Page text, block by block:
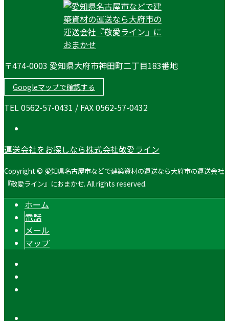
〒474-0003 愛知県大府市神田町二丁目183番地
Googleマップで確認する
TEL 0562-57-0431 / FAX 0562-57-0432
運送会社をお探しなら株式会社敬愛ライン
Copyright © 愛知県名古屋市などで建築資材の運送なら大府市の運送会社
『敬愛ライン』におまかせ. All rights reserved.
ホーム
電話
メール
マップ